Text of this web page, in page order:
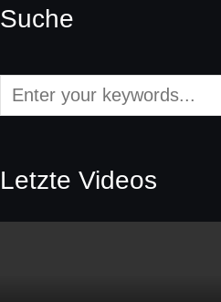
Suche
Letzte Videos